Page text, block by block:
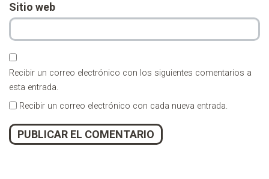
Sitio web
Recibir un correo electrónico con los siguientes comentarios a
esta entrada.
Recibir un correo electrónico con cada nueva entrada.